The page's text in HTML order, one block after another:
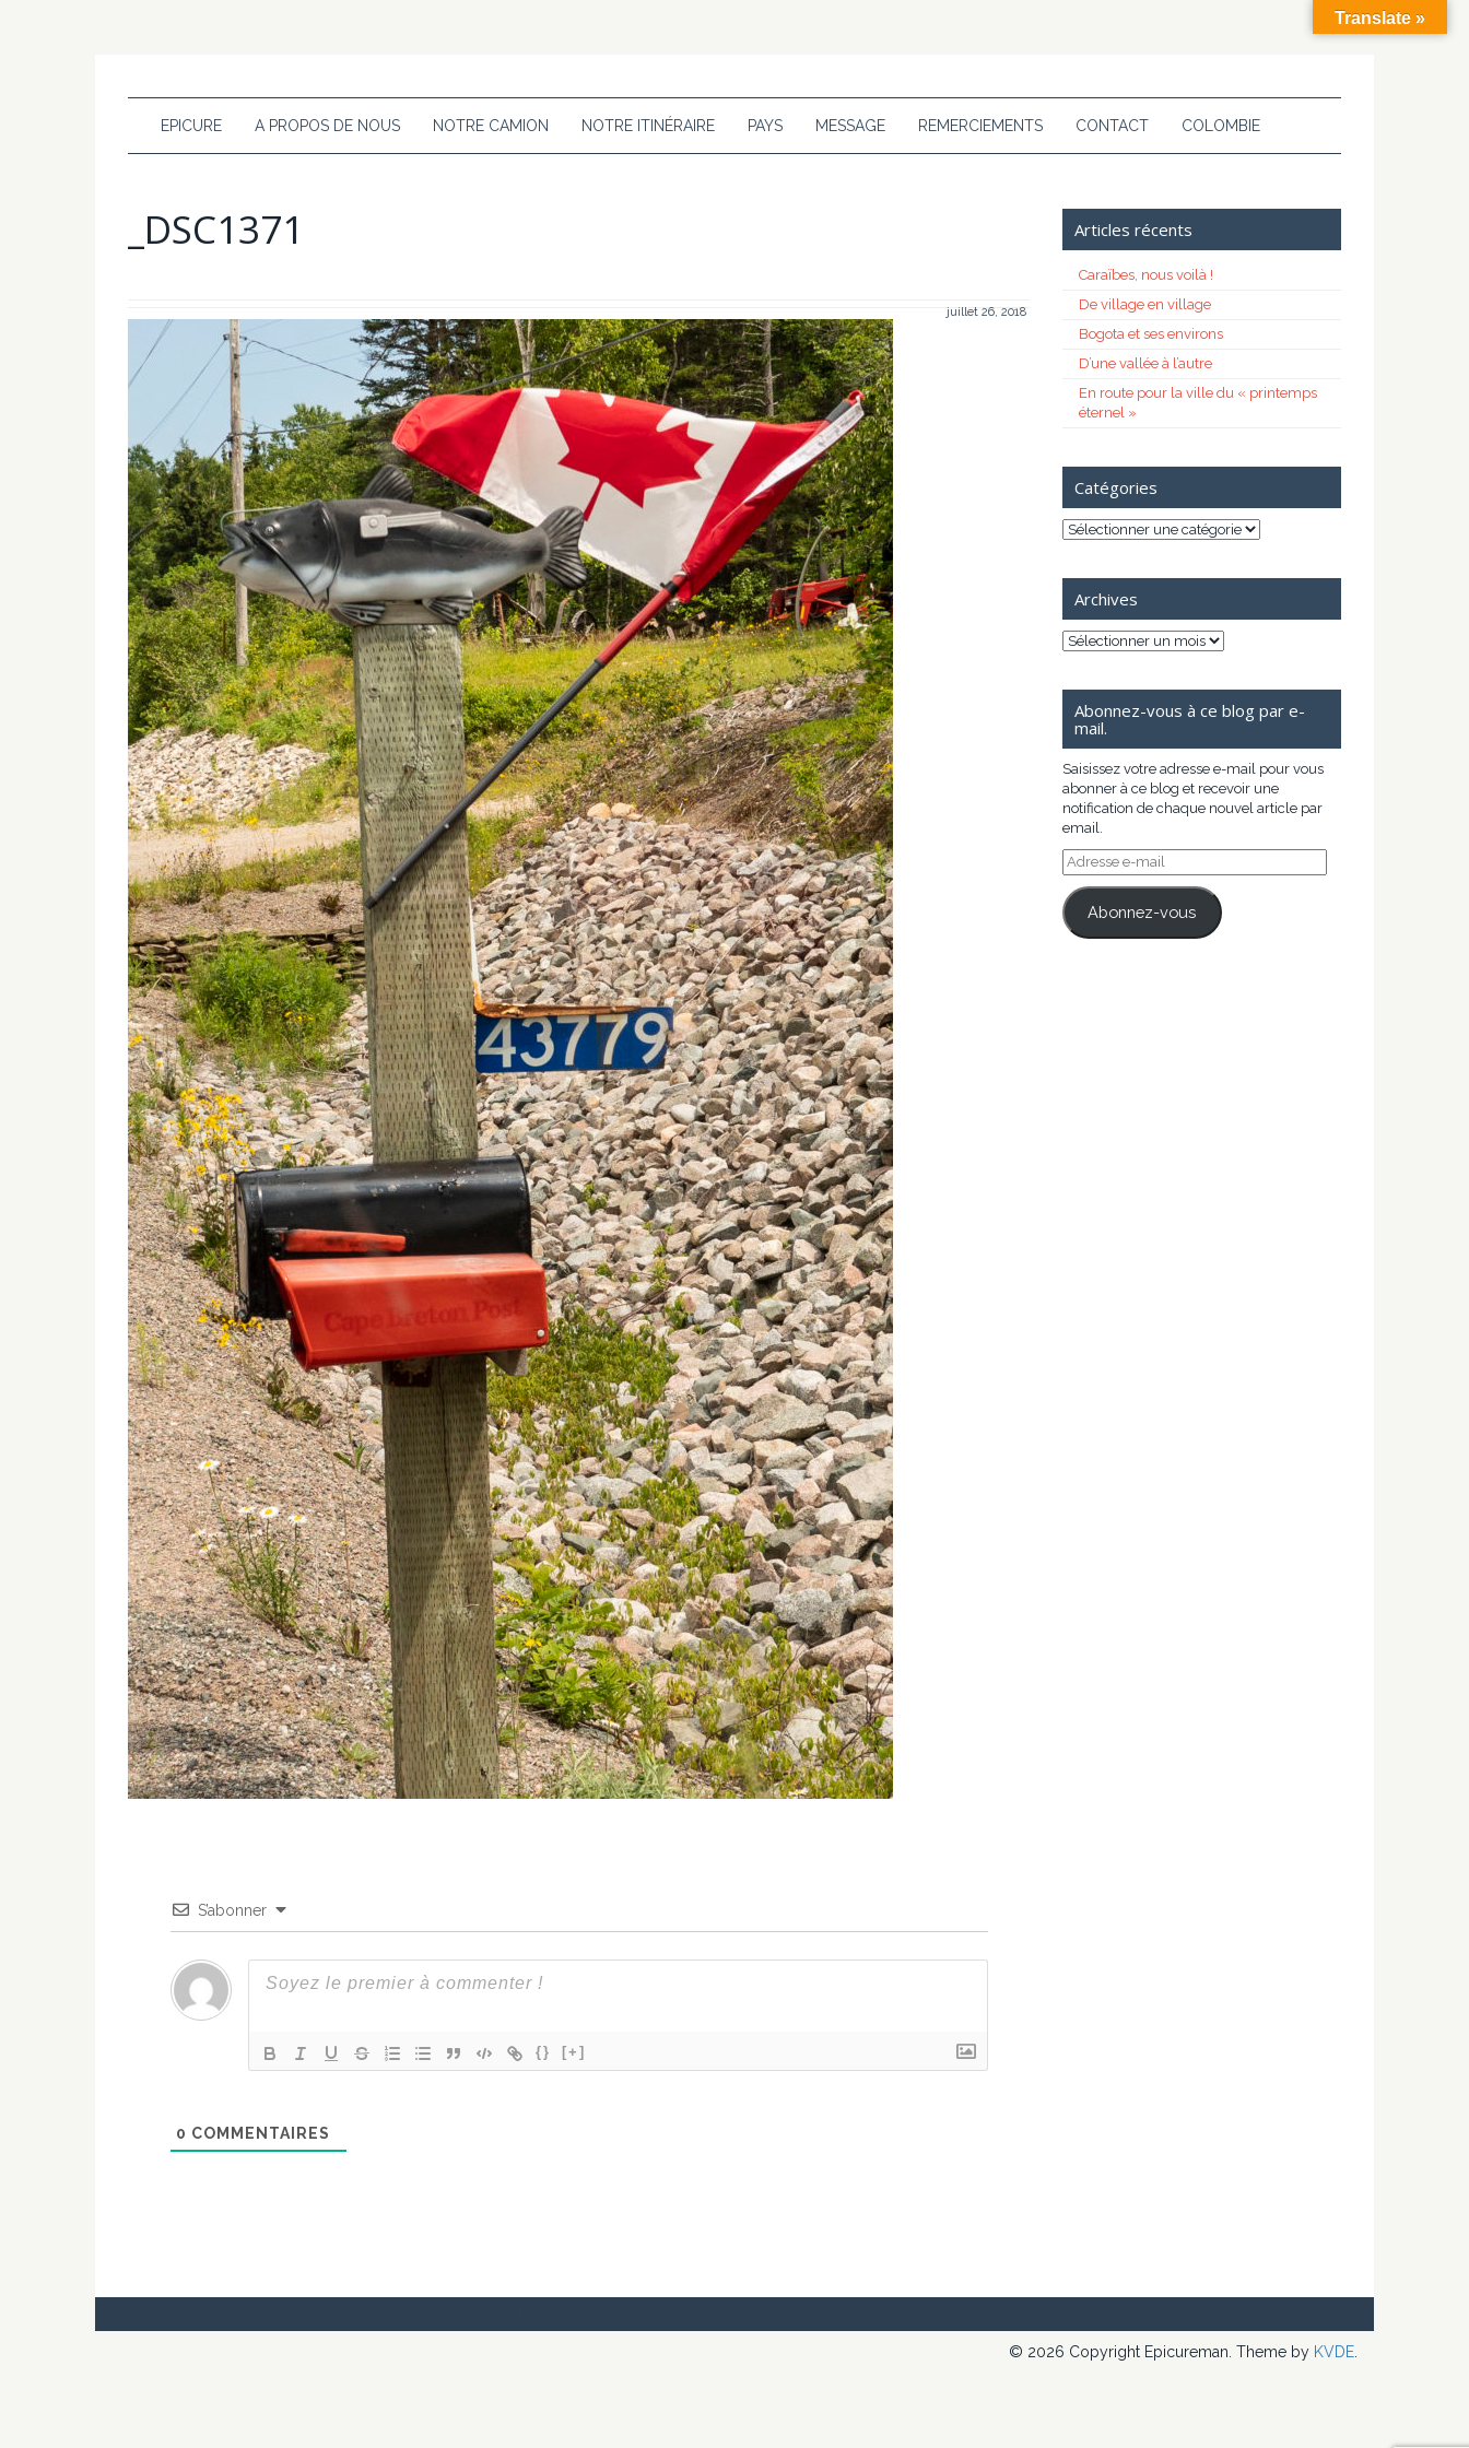
EPICURE A PROPOS DE NOUS NOTRE CAMION NOTRE ITINÉRAIRE PAYS MESSAGE REMERCIEMENTS CONTACT COLOMBIE
_DSC1371
juillet 26, 2018
S’abonner
{} [+]
0 COMMENTAIRES
Articles récents
Caraïbes, nous voilà !
De village en village
Bogota et ses environs
D’une vallée à l’autre
En route pour la ville du « printemps
éternel »
Catégories
Catégories
Archives
Archives
Abonnez-vous à ce blog par e-
mail.
Saisissez votre adresse e-mail pour vous
abonner à ce blog et recevoir une
notification de chaque nouvel article par
email.
Adresse
e-
mail
Abonnez-vous
© 2026 Copyright Epicureman. Theme by KVDE
Translate »